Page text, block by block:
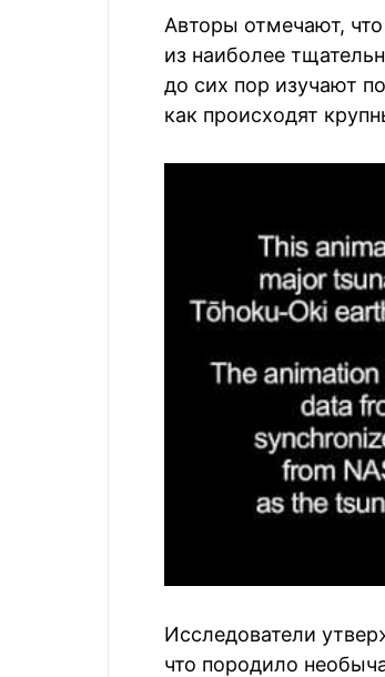
Авторы отмечают,
из наиболее
до сих пор изучают
как происходят
Исследователи
что породило